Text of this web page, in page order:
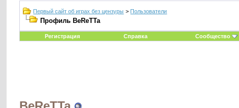
Первый сайт об играх без цензуры > Пользователи
Профиль BeReTTa
Регистрация
Справка Сообщество